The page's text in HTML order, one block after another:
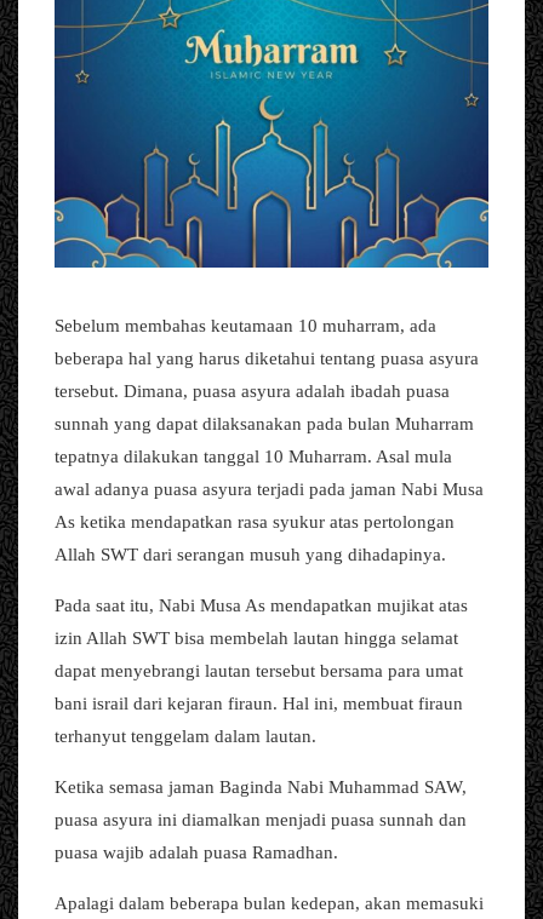
Sebelum membahas keutamaan 10 muharram, ada
beberapa hal yang harus diketahui tentang puasa asyura
tersebut. Dimana, puasa asyura adalah ibadah puasa
sunnah yang dapat dilaksanakan pada bulan Muharram
tepatnya dilakukan tanggal 10 Muharram. Asal mula
awal adanya puasa asyura terjadi pada jaman Nabi Musa
As ketika mendapatkan rasa syukur atas pertolongan
Allah SWT dari serangan musuh yang dihadapinya.
Pada saat itu, Nabi Musa As mendapatkan mujikat atas
izin Allah SWT bisa membelah lautan hingga selamat
dapat menyebrangi lautan tersebut bersama para umat
bani israil dari kejaran firaun. Hal ini, membuat firaun
terhanyut tenggelam dalam lautan.
Ketika semasa jaman Baginda Nabi Muhammad SAW,
puasa asyura ini diamalkan menjadi puasa sunnah dan
puasa wajib adalah puasa Ramadhan.
Apalagi dalam beberapa bulan kedepan, akan memasuki